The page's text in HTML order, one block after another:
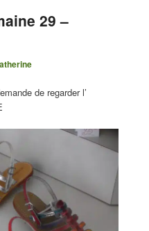
29 –
de regarder l’